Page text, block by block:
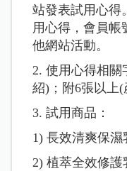
站發表試用心得
用心得，會員帳
他網站活動。
2. 使用心得相關
紹)；附6張以上(
3. 試用商品：
1) 長效清爽保濕
2) 植萃全效修護